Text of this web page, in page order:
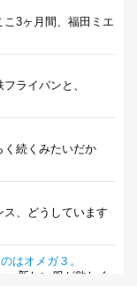
3ヶ月間、福田ミエ
ライパンと、
続くみたいだか
、どうしています
はオメガ３。
、新しい服が欲しく